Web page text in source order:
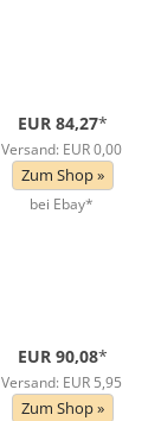
EUR 84,27*
Versand: EUR 0,00
Zum Shop »
bei Ebay*
EUR 90,08*
Versand: EUR 5,95
Zum Shop »